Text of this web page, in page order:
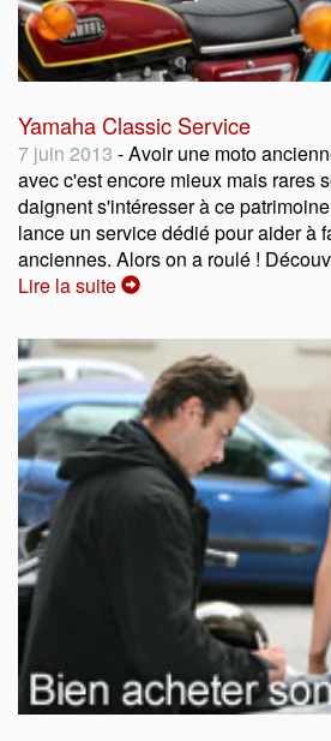
Yamaha Classic Service
7 juin 2013 - Avoir une moto
avec c'est encore mieux mais rares
daignent s'intéresser à ce
lance un service dédié pour aider à
anciennes. Alors on a roulé !
Lire la suite